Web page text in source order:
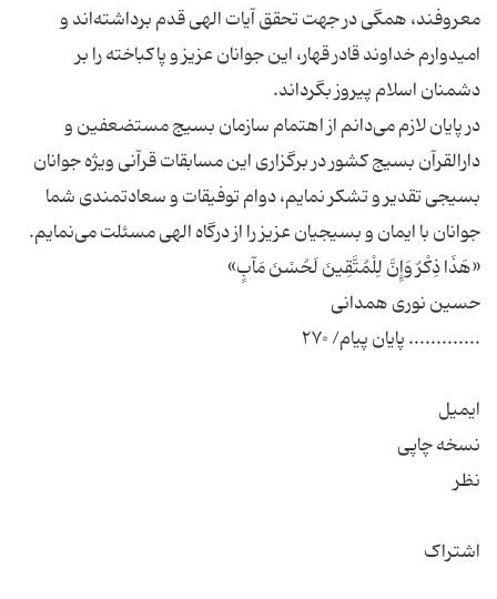
معروفند، همگی در جهت تحقق آیات الهی قدم برداشته‌اند و
امیدوارم خداوند قادر قهار، این جوانان عزیز و پاکباخته را بر
در پایان لازم می‌دانم از اهتمام سازمان بسیج مستضعفین و
دارالقرآن بسیج کشور در برگزاری این مسابقات قرآنی ویژه جوانان
بسیجی تقدیر و تشکر نمایم، دوام توفیقات و سعادتمندی شما